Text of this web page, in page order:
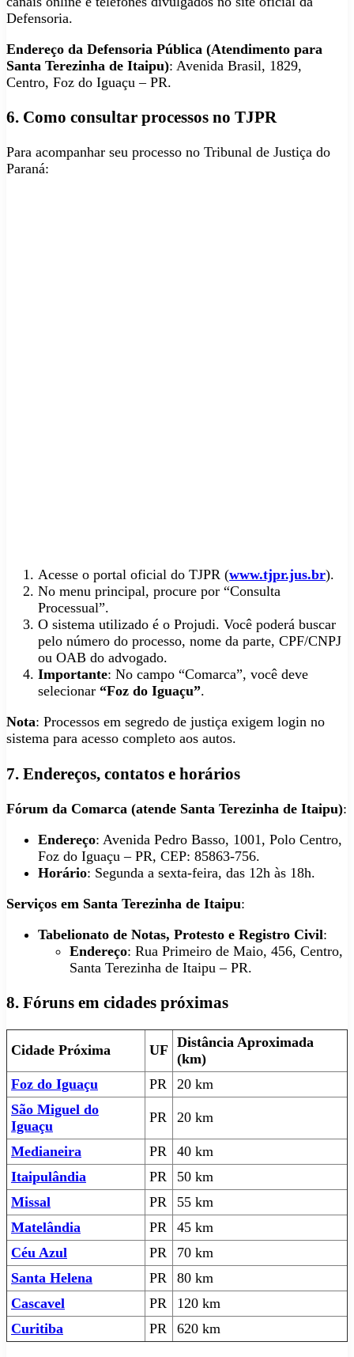
Defensoria.
Endereço da Defensoria Pública (Atendimento para
Santa Terezinha de Itaipu): Avenida Brasil, 1829,
Centro, Foz do Iguaçu – PR.
6. Como consultar processos no TJPR
Para acompanhar seu processo no Tribunal de Justiça do
Paraná:
Acesse o portal oficial do TJPR (www.tjpr.jus.br).
No menu principal, procure por “Consulta
Processual”.
O sistema utilizado é o Projudi. Você poderá buscar
pelo número do processo, nome da parte, CPF/CNPJ
ou OAB do advogado.
Importante: No campo “Comarca”, você deve
selecionar “Foz do Iguaçu”.
Nota: Processos em segredo de justiça exigem login no
sistema para acesso completo aos autos.
7. Endereços, contatos e horários
Fórum da Comarca (atende Santa Terezinha de Itaipu):
Endereço: Avenida Pedro Basso, 1001, Polo Centro,
Foz do Iguaçu – PR, CEP: 85863-756.
Horário: Segunda a sexta-feira, das 12h às 18h.
Serviços em Santa Terezinha de Itaipu:
Tabelionato de Notas, Protesto e Registro Civil:
Endereço: Rua Primeiro de Maio, 456, Centro,
Santa Terezinha de Itaipu – PR.
8. Fóruns em cidades próximas
Cidade Próxima UF Distância Aproximada
(km)
Foz do Iguaçu
PR
20 km
São Miguel do
Iguaçu
PR 20 km
Medianeira PR
40 km
Itaipulândia
PR
50 km
Missal
PR
55 km
Matelândia
PR
45 km
Céu Azul
PR
70 km
Santa Helena
PR
80 km
Cascavel
PR
120 km
Curitiba
PR 620 km